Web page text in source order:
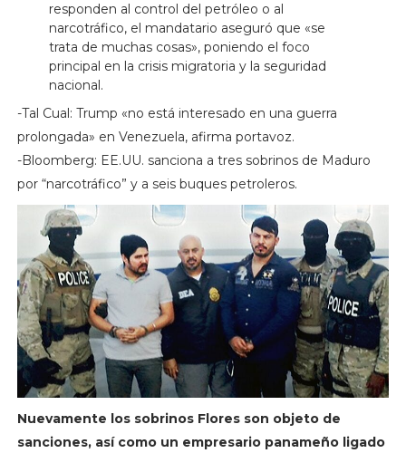
responden al control del petróleo o al
narcotráfico, el mandatario aseguró que «se
trata de muchas cosas», poniendo el foco
principal en la crisis migratoria y la seguridad
nacional.
-Tal Cual: Trump «no está interesado en una guerra
prolongada» en Venezuela, afirma portavoz.
-Bloomberg: EE.UU. sanciona a tres sobrinos de Maduro
por “narcotráfico” y a seis buques petroleros.
Nuevamente los sobrinos Flores son objeto de
sanciones, así como un empresario panameño ligado